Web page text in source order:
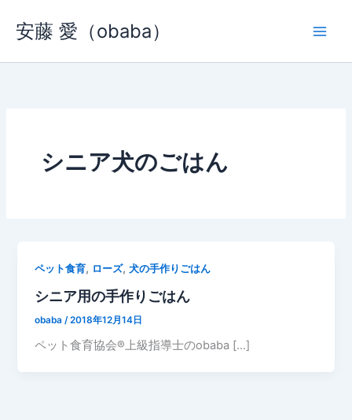
ス
安藤 愛（obaba）
シニア犬のごはん
ペット食育, ローズ,犬の手作りごはん
シニア用の手作りごはん
obaba /2018年12月14日
ペット食育協会®︎上級指導士のobaba […]